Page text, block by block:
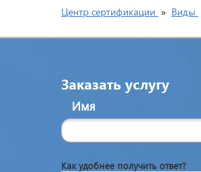
Центр сертификации » Виды
Заказать услугу
Имя
Как удобнее получить ответ?